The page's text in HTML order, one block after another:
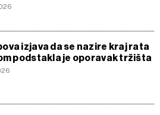
izjava da se nazire kraj rata
podstakla je oporavak tržišta